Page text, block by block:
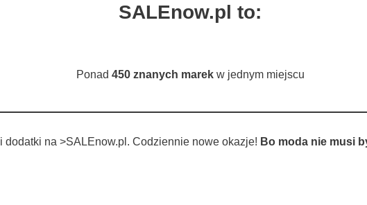
SALEnow.pl to:
Ponad 450 znanych marekw jednym miejscu
i dodatki na >SALEnow.pl. Codziennie nowe okazje! Bo moda nie musi